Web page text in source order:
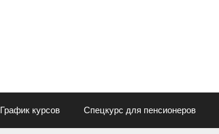
График курсов Спецкурс для пенсионеров